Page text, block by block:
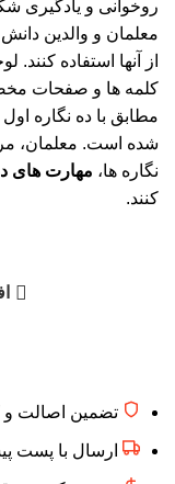
روخوانی و یادگیری
معلمان و والدین دانش
از آنها استفاده
کلمه ها و صفحات
مطابق با ده نگاره
شده است. معلمان،
نگاره ها، مهارت های
کنند.
تضمین اصالت و
ارسال با پست